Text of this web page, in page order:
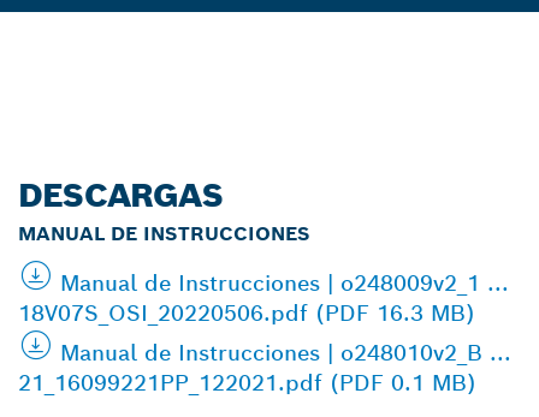
DESCARGAS
MANUAL DE INSTRUCCIONES
Manual de Instrucciones | o248009v2_1 ...
18V07S_OSI_20220506.pdf (PDF 16.3 MB)
Manual de Instrucciones | o248010v2_B ...
21_16099221PP_122021.pdf (PDF 0.1 MB)